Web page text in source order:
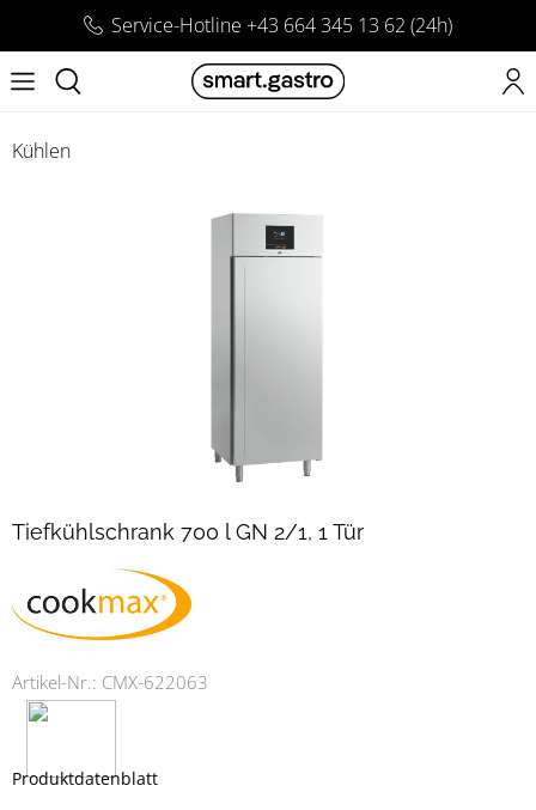
Service-Hotline +43 664 345 13 62 (24h)
Kühlen
Tiefkühlschrank 700 l GN 2/1, 1 Tür
Artikel-Nr.: CMX-622063
Produktdatenblatt